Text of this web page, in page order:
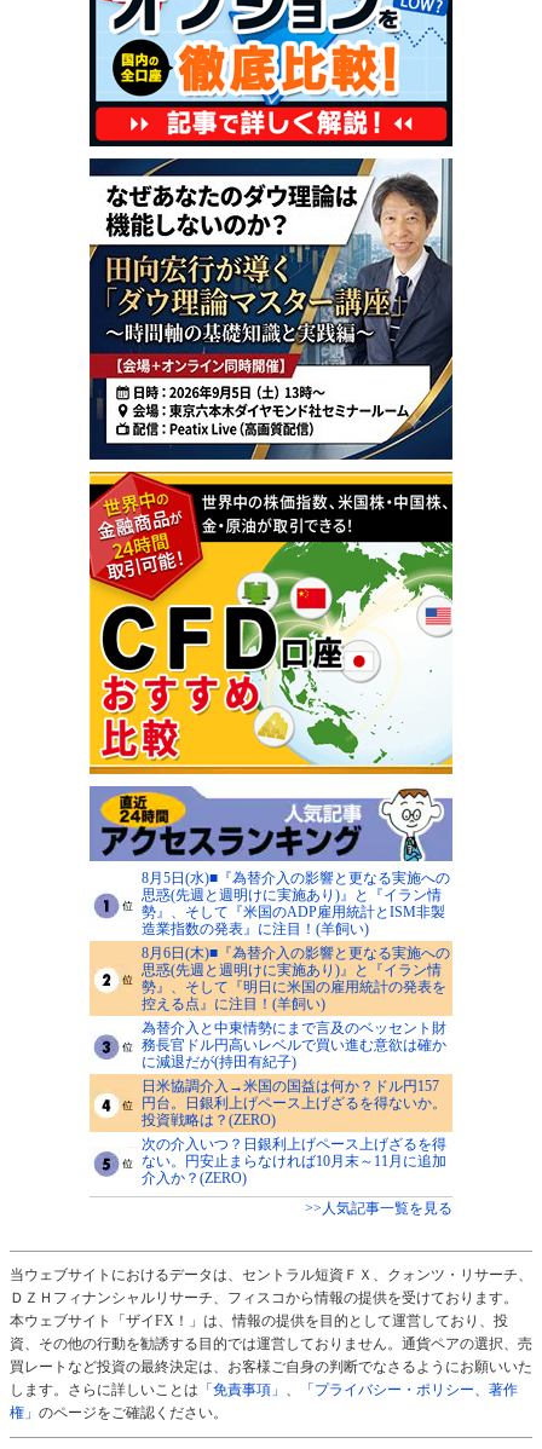
8月5日(水)■『為替介入の影響と更なる実施への
思惑(先週と週明けに実施あり)』と『イラン情
勢』、そして『米国のADP雇用統計とISM非製
造業指数の発表』に注目！(羊飼い)
8月6日(木)■『為替介入の影響と更なる実施への
思惑(先週と週明けに実施あり)』と『イラン情
勢』、そして『明日に米国の雇用統計の発表を
控える点』に注目！(羊飼い)
為替介入と中東情勢にまで言及のベッセント財
務長官ドル円高いレベルで買い進む意欲は確か
に減退だが(持田有紀子)
日米協調介入→米国の国益は何か？ドル円157
円台。日銀利上げペース上げざるを得ないか。
投資戦略は？(ZERO)
次の介入いつ？日銀利上げペース上げざるを得
ない。円安止まらなければ10月末～11月に追加
介入か？(ZERO)
>>人気記事一覧を見る
当ウェブサイトにおけるデータは、セントラル短資ＦＸ、クォンツ・リサーチ、
ＤＺＨフィナンシャルリサーチ、フィスコから情報の提供を受けております。
本ウェブサイト「ザイFX！」は、情報の提供を目的として運営しており、投
資、その他の行動を勧誘する目的では運営しておりません。通貨ペアの選択、売
買レートなど投資の最終決定は、お客様ご自身の判断でなさるようにお願いいた
します。さらに詳しいことは 「免責事項」
「プライバシー・ポリシー、著作
権」 のページをご確認ください。